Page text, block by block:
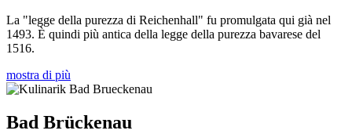
La "legge della purezza di Reichenhall" fu promulgata qui già nel
1493. È quindi più antica della legge della purezza bavarese del
1516.
mostra di più
Bad Brückenau